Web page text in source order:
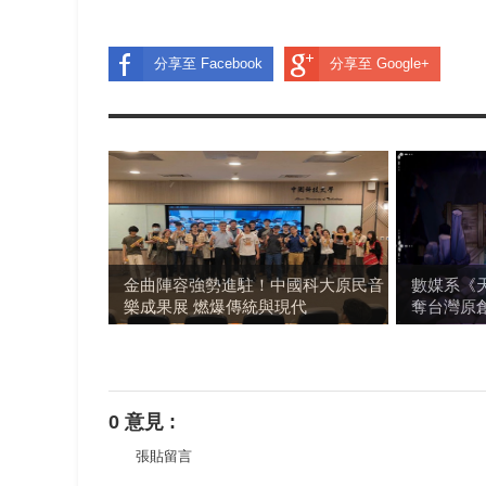
分享至 Facebook 分享至 Google+
金曲陣容強勢進駐！中國科大原民音
樂成果展 燃爆傳統與現代
數媒系《
奪台灣原
0 意見 :
張貼留言